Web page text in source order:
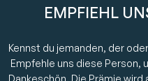
EMPFIEHL
Kennst du jemanden, der
Empfehle uns diese Person,
Dankeschön. Die Prämie